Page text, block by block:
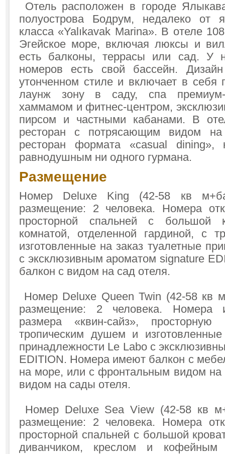
Отель расположен в городе
полуострова Бодрум, недалеко от
класса «Yalıkavak Marina». В отеле
Эгейское море, включая люксы и
есть балконы, террасы или сад. У
номеров есть свой бассейн.
утонченном стиле и включает в себя
лаунж зону в саду, спа премиум-
хаммамом и фитнес-центром,
пирсом и частными кабанами. В
ресторан с потрясающим видом
ресторан формата «casual dining»,
равнодушным ни одного гурмана.
Размещение
Номер Deluxe King (42-58 кв
размещение: 2 человека. Номера
просторной спальней с большой
комнатой, отделенной гардиной, с
изготовленные на заказ туалетные
с эксклюзивным ароматом signature
балкон с видом на сад отеля.
Номер Deluxe Queen Twin (42-58 кв
размещение: 2 человека. Номера
размера «квин-сайз»,
тропическим душем и
принадлежности Le Labo с
EDITION. Номера имеют балкон с
на море, или с фронтальным видом на
видом на сады отеля.
Номер Deluxe Sea View (42-58 кв
размещение: 2 человека. Номера
просторной спальней с большой
диванчиком, креслом и кофейным